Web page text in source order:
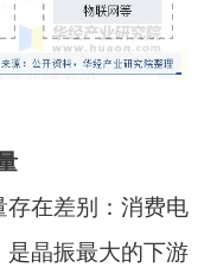
在差别：消费电
晶振最大的下游